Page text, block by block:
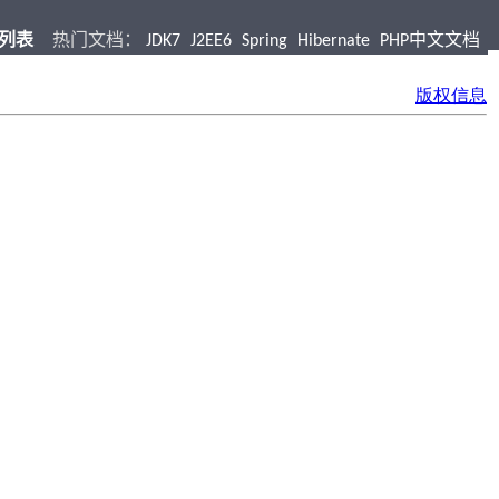
表 热门文档： JDK7 J2EE6 Spring Hibernate PHP中文文档